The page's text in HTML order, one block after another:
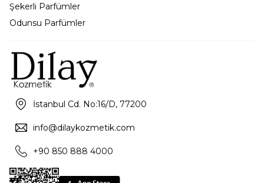
Şekerli Parfümler
Odunsu Parfümler
İstanbul Cd. No:16/D, 77200
info@dilaykozmetik.com
+90 850 888 4000